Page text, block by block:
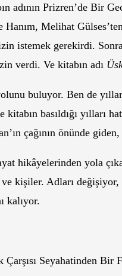
adının Prizren’de Bir
Hanım, Melihat
istemek gerekirdi. Sonra
verdi. Ve kitabın adı
buluyor. Ben de
kitabın basıldığı yılları
çağının önünde
hikâyelerinden yola
kişiler. Adları
kalıyor.
Seyahatinden Bir